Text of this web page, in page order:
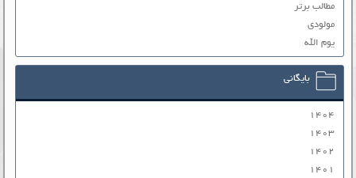
مطالب برتر
مولودی
یوم الله
بایگانی
۱۴۰۴
۱۴۰۳
۱۴۰۲
۱۴۰۱